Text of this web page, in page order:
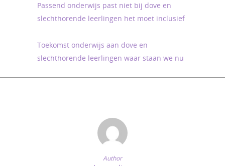
Passend onderwijs past niet bij dove en
slechthorende leerlingen het moet inclusief
Toekomst onderwijs aan dove en
slechthorende leerlingen waar staan we nu
Author